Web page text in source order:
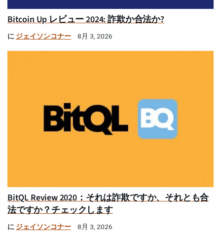
Bitcoin Up レビュー 2024: 詐欺か合法か?
に ジェイソンコナー 8月 3, 2026
BitQL Review 2020：それは詐欺ですか、それとも合
法ですか？チェックします
に ジェイソンコナー 8月 3, 2026